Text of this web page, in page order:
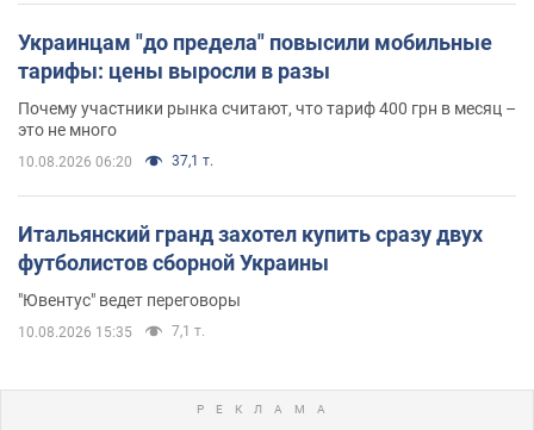
Украинцам "до предела" повысили мобильные
тарифы: цены выросли в разы
Почему участники рынка считают, что тариф 400 грн в месяц –
это не много
10.08.2026 06:20 37,1 т.
Итальянский гранд захотел купить сразу двух
футболистов сборной Украины
"Ювентус" ведет переговоры
10.08.2026 15:35 7,1 т.